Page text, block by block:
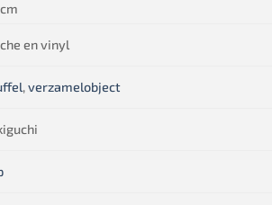
en vinyl
,verzamelobject